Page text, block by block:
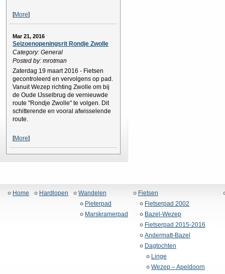
[More]
Mar 21, 2016
Seizoenopeningsrit Rondje Zwolle
Category: General
Posted by: mrotman
Zaterdag 19 maart 2016 - Fietsen
gecontroleerd en vervolgens op pad.
Vanuit Wezep richting Zwolle om bij
de Oude IJsselbrug de vernieuwde
route "Rondje Zwolle" te volgen. Dit
schitterende en vooral afwisselende
route.
[More]
Home Hardlopen
Wandelen
Pieterpad
Marskramerpad
Fietsen
Fietserpad 2002
Bazel-Wezep
Fietserpad 2015-2016
Andermatt-Bazel
Dagtochten
Linge
Wezep – Apeldoorn